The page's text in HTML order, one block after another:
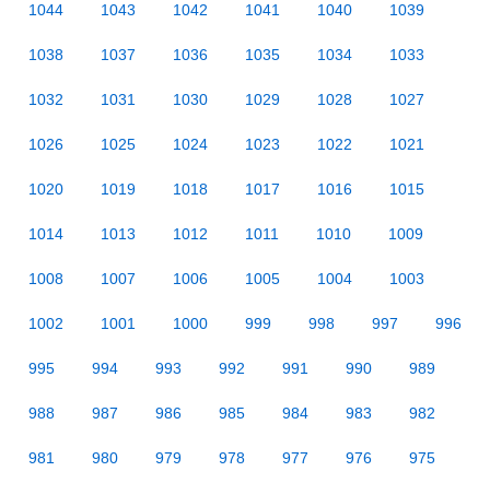
1044 1043 1042 1041 1040 1039
1038 1037 1036 1035 1034 1033
1032 1031 1030 1029 1028 1027
1026 1025 1024 1023 1022 1021
1020 1019 1018 1017 1016 1015
1014 1013 1012 1011 1010 1009
1008 1007 1006 1005 1004 1003
1002 1001 1000 999 998 997 996
995 994 993 992 991 990 989
988 987 986 985 984 983 982
981 980 979 978 977 976 975